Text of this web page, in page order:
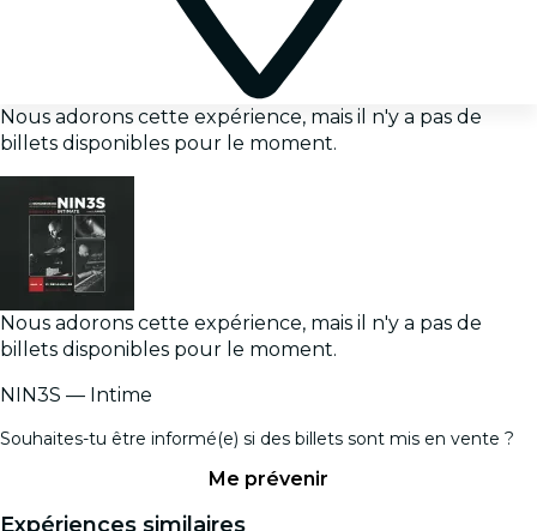
Nous adorons cette expérience, mais il n'y a pas de
billets disponibles pour le moment.
Nous adorons cette expérience, mais il n'y a pas de
billets disponibles pour le moment.
NIN3S — Intime
Souhaites-tu être informé(e) si des billets sont mis en vente ?
Me prévenir
Expériences similaires